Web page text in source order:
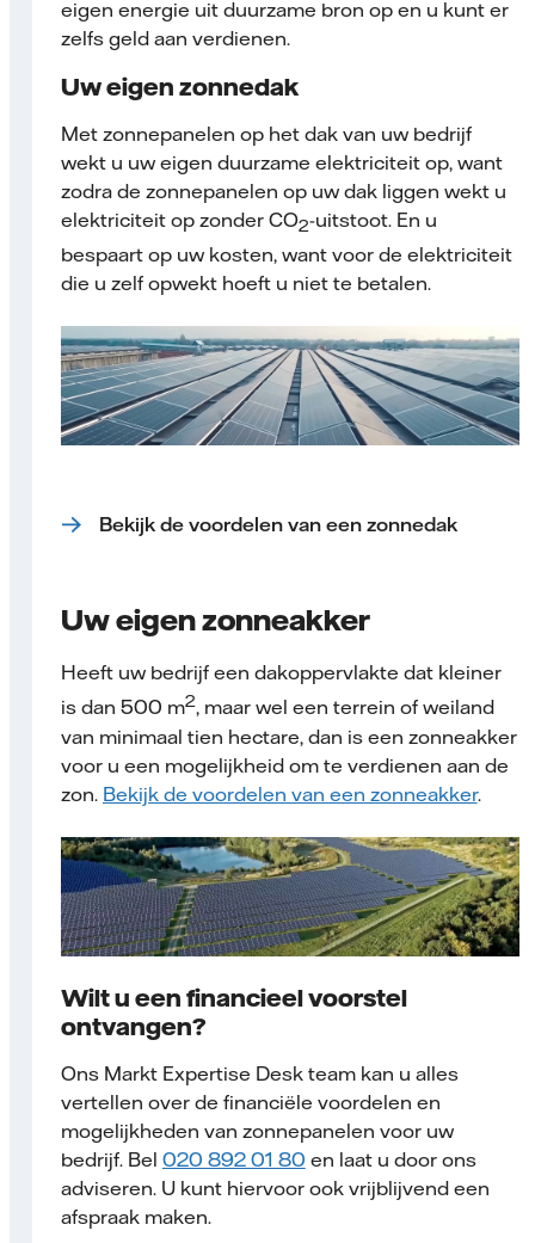
eigen energie uit duurzame bron op en u kunt er
zelfs geld aan verdienen.
Uw eigen zonnedak
Met zonnepanelen op het dak van uw bedrijf
wekt u uw eigen duurzame elektriciteit op, want
zodra de zonnepanelen op uw dak liggen wekt u
elektriciteit op zonder CO2-uitstoot. En u
bespaart op uw kosten, want voor de elektriciteit
die u zelf opwekt hoeft u niet te betalen.
Bekijk de voordelen van een zonnedak
Uw eigen zonneakker
Heeft uw bedrijf een dakoppervlakte dat kleiner
is dan 500 m2, maar wel een terrein of weiland
van minimaal tien hectare, dan is een zonneakker
voor u een mogelijkheid om te verdienen aan de
zon. Bekijk de voordelen van een zonneakker.
Wilt u een financieel voorstel
ontvangen?
Ons Markt Expertise Desk team kan u alles
vertellen over de financiële voordelen en
mogelijkheden van zonnepanelen voor uw
bedrijf. Bel 020 892 01 80 en laat u door ons
adviseren. U kunt hiervoor ook vrijblijvend een
afspraak maken.